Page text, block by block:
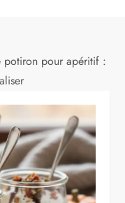
potiron pour apéritif :